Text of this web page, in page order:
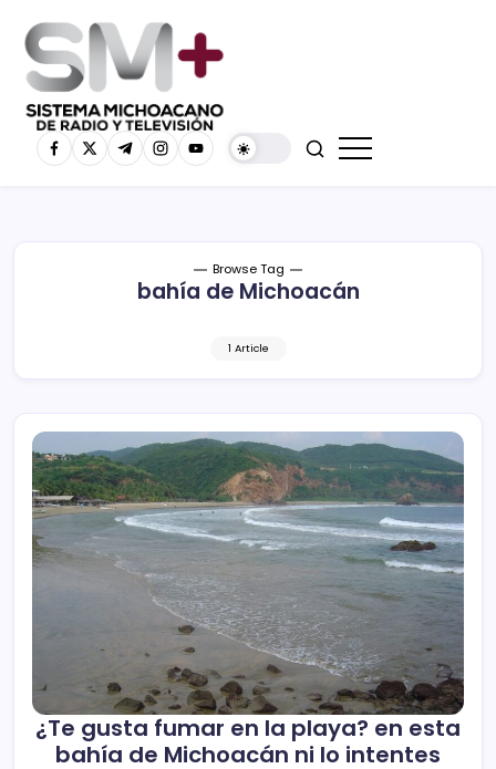
Browse Tag
bahía de Michoacán
1 Article
¿Te gusta fumar en la playa? en esta
bahía de Michoacán ni lo intentes